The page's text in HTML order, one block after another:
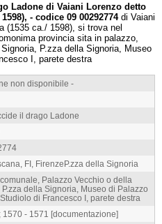
Ladone di Vaiani Lorenzo detto
- codice 09 00292774di Vaiani
(1535 ca./ 1598), si trova nel
provincia sita in palazzo,
P.zza della Signoria, Museo
I, parete destra
non disponibile -
il drago Ladone
FI, FirenzeP.zza della Signoria
Palazzo Vecchio o della
P.zza della Signoria, Museo di Palazzo
di Francesco I, parete destra
1570 - 1571 [documentazione]